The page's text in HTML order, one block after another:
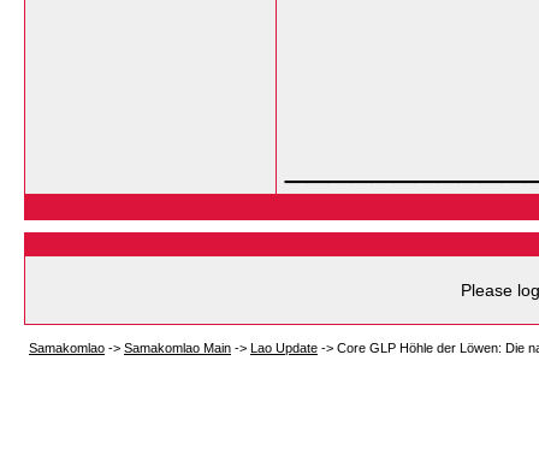
Please
Samakomlao -> Samakomlao Main -> Lao Update -> Core GLP Höhle der Löwen: Die